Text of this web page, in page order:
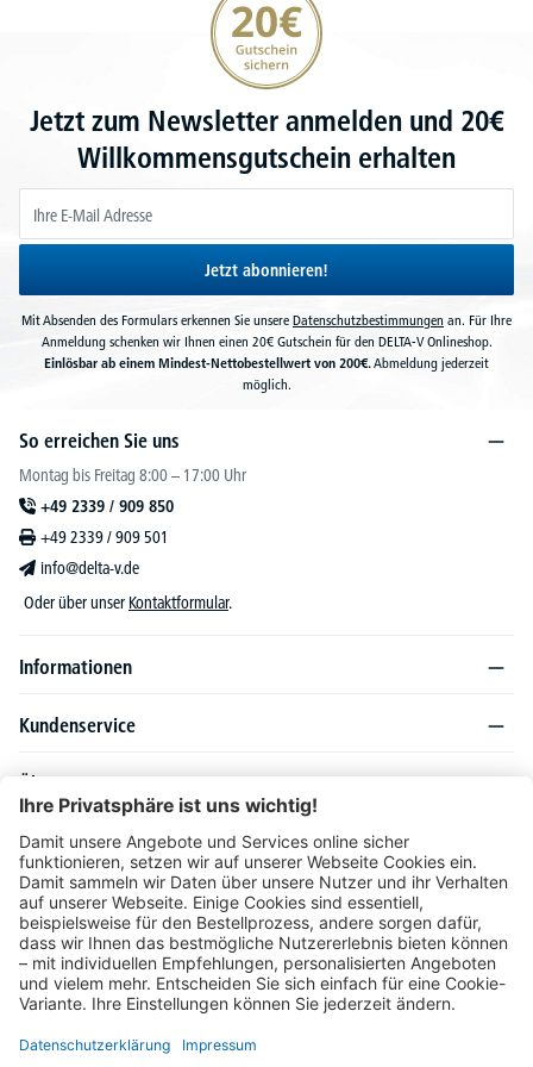
Jetzt zum Newsletter anmelden und 20€
Willkommensgutschein erhalten
Jetzt abonnieren!
Mit Absenden des Formulars erkennen Sie unsere Datenschutzbestimmungen an. Für Ihre
Anmeldung schenken wir Ihnen einen 20€ Gutschein für den DELTA-V Onlineshop.
Einlösbar ab einem Mindest-Nettobestellwert von 200€.Abmeldung jederzeit
möglich.
So erreichen Sie uns
Montag bis Freitag 8:00 – 17:00 Uhr
+49 2339 / 909 850
+49 2339 / 909 501
info@delta-v.de
Oder über unser Kontaktformular.
Informationen
Kundenservice
Über DELTA-V
Produktsortiment
Ratgeber
Folgen Sie uns auch auf
Unser Angebot richtet sich ausschließlich an Industrie, Handel, Gewerbe und